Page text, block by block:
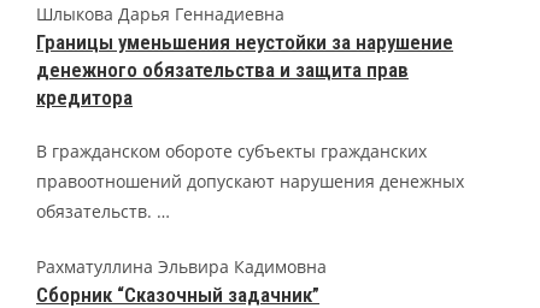
Шлыкова Дарья Геннадиевна
Границы уменьшения неустойки за нарушение
денежного обязательства и защита прав
кредитора
В гражданском обороте субъекты гражданских
правоотношений допускают нарушения денежных
обязательств. …
Рахматуллина Эльвира Кадимовна
Сборник “Сказочный задачник”